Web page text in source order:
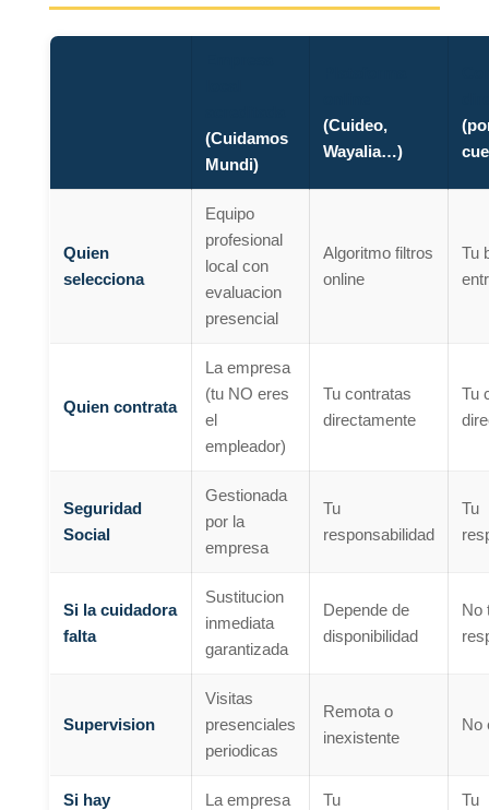
(Cuidamos
Mundi)
(Cuideo,
Wayalia…)
Quien
selecciona
Equipo
profesional
local con
evaluacion
presencial
Algoritmo filtros
online
Tu
Quien contrata
La empresa
(tu NO eres
el
empleador)
Tu contratas
directamente
Tu
Seguridad
Social
Gestionada
por la
empresa
Tu
responsabilidad
Tu
Si la cuidadora
falta
Sustitucion
inmediata
garantizada
Depende de
disponibilidad
No
Supervision
Visitas
presenciales
periodicas
Remota o
inexistente
No
Si hay
La empresa
Tu
Tu